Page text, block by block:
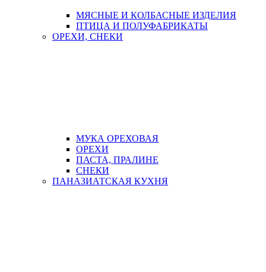
МЯСНЫЕ И КОЛБАСНЫЕ ИЗДЕЛИЯ
ПТИЦА И ПОЛУФАБРИКАТЫ
ОРЕХИ, СНЕКИ
МУКА ОРЕХОВАЯ
ОРЕХИ
ПАСТА, ПРАЛИНЕ
СНЕКИ
ПАНАЗИАТСКАЯ КУХНЯ